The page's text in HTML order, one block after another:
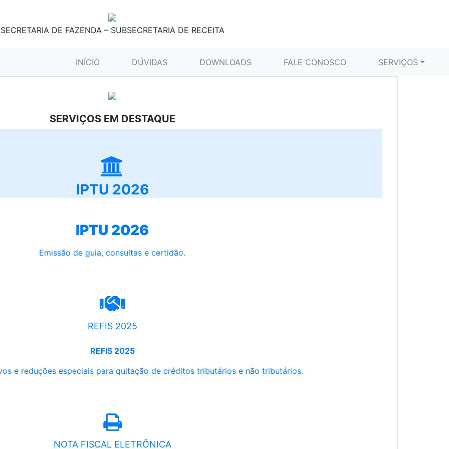
SECRETARIA DE FAZENDA – SUBSECRETARIA DE RECEITA
INÍCIO (CURRENT)DÚVIDAS DOWNLOADS FALE CONOSCO SERVIÇOS
SERVIÇOS EM DESTAQUE
IPTU 2026
IPTU 2026
Emissão de guia, consultas e certidão.
REFIS 2025
REFIS 2025
e reduções especiais para quitação de créditos tributários e não tributários.
NOTA FISCAL ELETRÔNICA